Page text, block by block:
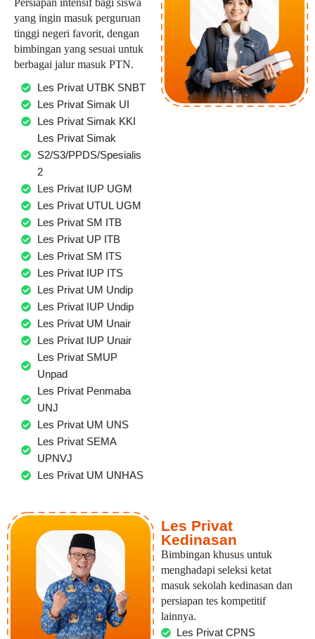
yang ingin masuk perguruan
tinggi negeri favorit, dengan
bimbingan yang sesuai untuk
berbagai jalur masuk PTN.
Les Privat UTBK SNBT
Les Privat Simak UI
Les Privat Simak KKI
Les Privat Simak
S2/S3/PPDS/Spesialis
2
Les Privat IUP UGM
Les Privat UTUL UGM
Les Privat SM ITB
Les Privat UP ITB
Les Privat SM ITS
Les Privat IUP ITS
Les Privat UM Undip
Les Privat IUP Undip
Les Privat UM Unair
Les Privat IUP Unair
Les Privat SMUP
Unpad
Les Privat Penmaba
UNJ
Les Privat UM UNS
Les Privat SEMA
UPNVJ
Les Privat UM UNHAS
Les Privat
Kedinasan
Bimbingan khusus untuk
menghadapi seleksi ketat
masuk sekolah kedinasan dan
persiapan tes kompetitif
lainnya.
Les Privat CPNS